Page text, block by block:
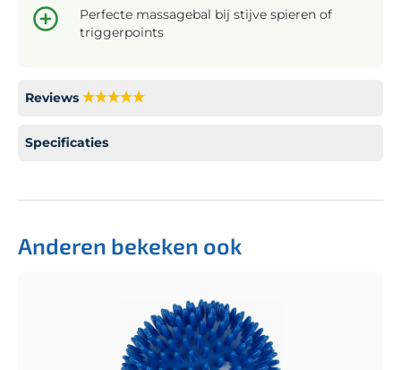
Perfecte massagebal bij stijve spieren of
triggerpoints
Reviews
Specificaties
Anderen bekeken ook